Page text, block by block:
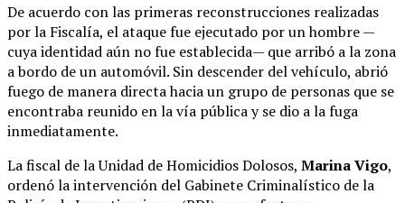
De acuerdo con las primeras reconstrucciones realizadas
por la Fiscalía, el ataque fue ejecutado por un hombre —
cuya identidad aún no fue establecida— que arribó a la zona
a bordo de un automóvil. Sin descender del vehículo, abrió
fuego de manera directa hacia un grupo de personas que se
encontraba reunido en la vía pública y se dio a la fuga
inmediatamente.
La fiscal de la Unidad de Homicidios Dolosos, Marina Vigo,
ordenó la intervención del Gabinete Criminalístico de la